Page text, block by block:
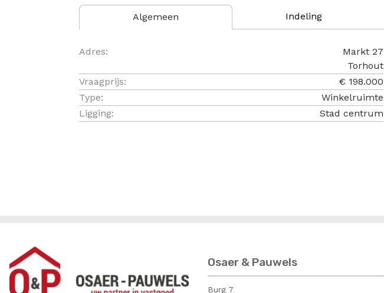
Algemeen Indeling
Algemeen
Adres:
Markt 27
Torhout
Vraagprijs:
€ 198.000
Type:
Winkelruimte
Ligging:
Stad centrum
Osaer & Pauwels
Burg 7